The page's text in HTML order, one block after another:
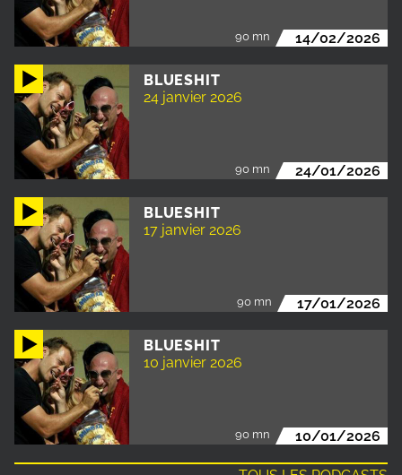
90 mn 14/02/2026
BLUESHIT
24 janvier 2026
90 mn 24/01/2026
BLUESHIT
17 janvier 2026
90 mn 17/01/2026
BLUESHIT
10 janvier 2026
90 mn 10/01/2026